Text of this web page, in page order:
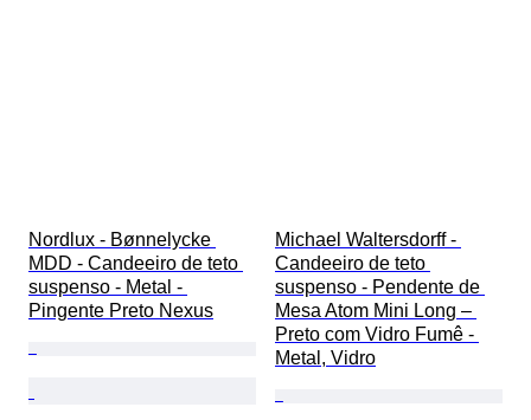
Nordlux - Bønnelycke
MDD - Candeeiro de teto
suspenso - Metal -
Pingente Preto Nexus
Michael Waltersdorff -
Candeeiro de teto
suspenso - Pendente de
Mesa Atom Mini Long –
Preto com Vidro Fumê -
Metal, Vidro